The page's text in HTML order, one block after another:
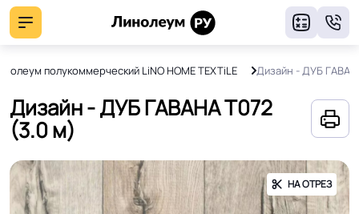
полукоммерческий LiNO HOME TEXTiLE Дизайн - ДУБ
Дизайн - ДУБ ГАВАНА Т072
(3.0 м)
НА ОТРЕЗ